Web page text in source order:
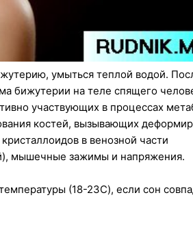
умыться теплой водой.
бижутерии на теле спящего
участвующих в процессах
костей, вызывающих
в венозной части
мышечные зажимы и напряжения.
(18-23C), если сон